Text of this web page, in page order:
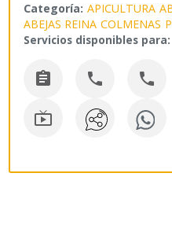
Categoría: APICULTURA
ABEJAS REINA COLMENAS
Servicios disponibles para:
  
